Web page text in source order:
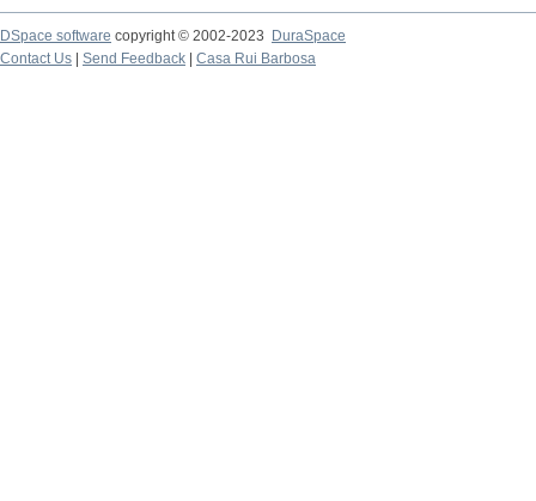
DSpace software copyright © 2002-2023
DuraSpace
Contact Us
Send Feedback Casa Rui Barbosa